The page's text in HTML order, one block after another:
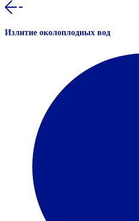
Излитие околоплодных вод